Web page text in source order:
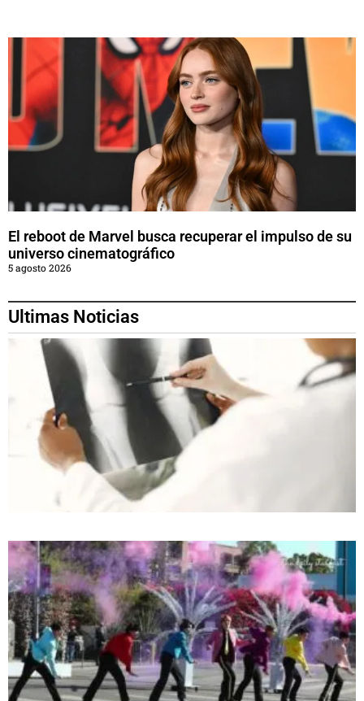
El reboot de Marvel busca recuperar el impulso de su
universo cinematográfico
5 agosto 2026
Ultimas Noticias